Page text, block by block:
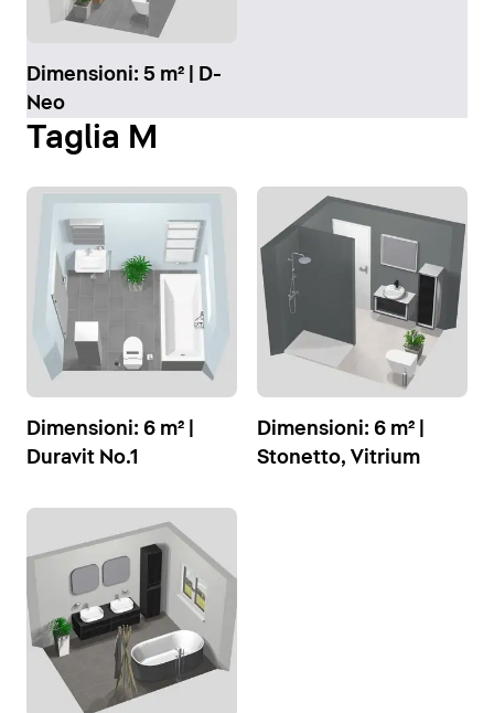
Dimensioni: 5 m² | D-
Neo
Taglia M
Dimensioni: 6 m² |
Duravit No.1
Dimensioni: 6 m² |
Stonetto, Vitrium